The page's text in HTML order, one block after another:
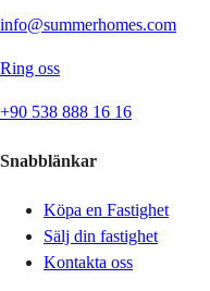
info@summerhomes.com
Ring oss
+90 538 888 16 16
Snabblänkar
Köpa en Fastighet
Sälj din fastighet
Kontakta oss